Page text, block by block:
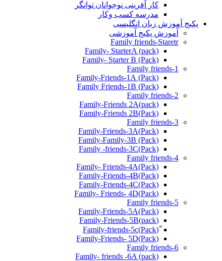
کار آفرینی نوجوانان توانگر
مدرسه کسب وکار
پکیج آموزش زبان انگلیسی
آموزش پکیج آموزشی
Family friends-Staretr
Family- StarterA (pack)
Family- Starter B (Pack)
Family friends-1
(Pack) Family-Friends-1A
(Pack) Family Friends-1B
Family friends-2
Family-Friends 2A(pack)
Family-Friends 2B(Pack)
Family friends-3
(Pack)Family-Friends-3A
Family-Family-3B (Pack)
Family -friends-3C(Pack)
Family friends-4
Family- Friends-4A(Pack)
Family-Friends-4B(Pack)
Family-Friends-4C(Pack)
(Pack)Family- Friends- 4D
Family friends-5
Family-Friends-5A(Pack)
(pack)Family-Friends-5B
ّ(Pack)Family-friends-5c
Family-Friends- 5D(Pack)
Family friends-6
Family- friends -6A (pack)